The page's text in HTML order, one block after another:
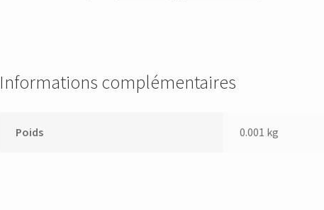
Informations complémentaires
Poids 0.001 kg